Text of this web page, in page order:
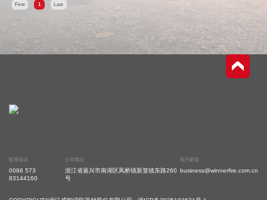
First 1 Last
联系电话
0086 573
83144160
公司地址
浙江省嘉兴市南湖区凤桥镇新篁镇东路260
号
电子邮箱
business@winnerfire.com.cn